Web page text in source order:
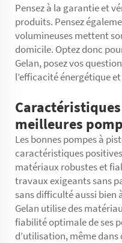
Pensez à la garantie et
produits. Pensez
volumineuses mettent
domicile. Optez donc
Gelan, posez vos
l’efficacité énergétique
meilleures
Les bonnes pompes à
caractéristiques
matériaux robustes et
travaux exigeants sans
sans difficulté aussi bien
Gelan utilise des
fiabilité optimale de ses
d’utilisation, même